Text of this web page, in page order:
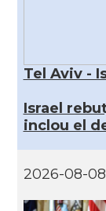
Tel Aviv -
Israel
inclou el
2026-08-08